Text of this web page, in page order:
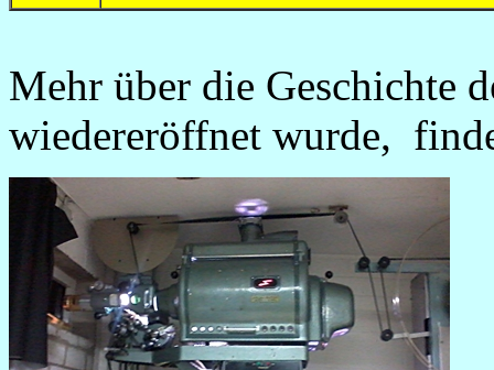
Mehr über die Geschichte
wiedereröffnet wurde,